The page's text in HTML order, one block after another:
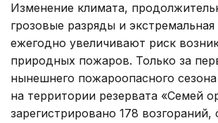
Изменение климата,
грозовые разряды и
ежегодно увеличивают риск
природных пожаров. Только за
нынешнего пожароопасного сезона
на территории резервата «Семей
зарегистрировано 178 возгораний,